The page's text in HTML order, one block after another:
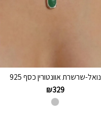
נואל-שרשרת אוונטורין כסף 925
₪329